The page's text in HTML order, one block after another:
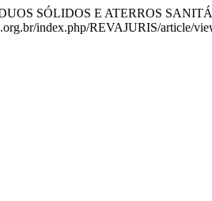
SÓLIDOS E ATERROS
index.php/REVAJURIS/article/